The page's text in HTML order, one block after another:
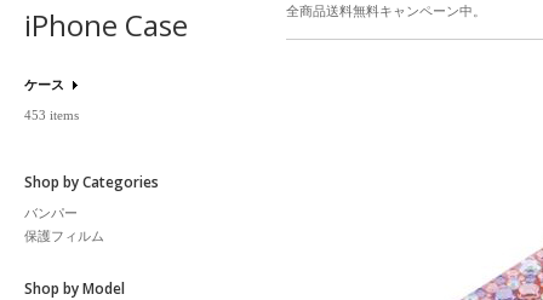
全商品送料無料キャンペーン中。
iPhone Case
ケース
453 items
Shop by Categories
バンパー
保護フィルム
Shop by Model